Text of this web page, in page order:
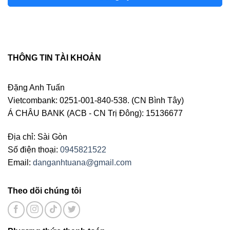
THÔNG TIN TÀI KHOẢN
Đặng Anh Tuấn
Vietcombank: 0251-001-840-538. (CN Bình Tây)
Á CHÂU BANK (ACB - CN Trị Đông): 15136677
Địa chỉ: Sài Gòn
Số điện thoại: 0945821522
Email: danganhtuana@gmail.com
Theo dõi chúng tôi